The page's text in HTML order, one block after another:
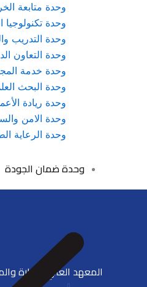
وحدة متابعة
وحدة تكنولوجيا
وحدة التدريب
وحدة التعاون
وحدة خدمة
وحدة البحث
وحدة ريادة
وحدة الامن
وحدة الرعاية
وحدة ضمان الجودة
المعهد العالي للإدارة